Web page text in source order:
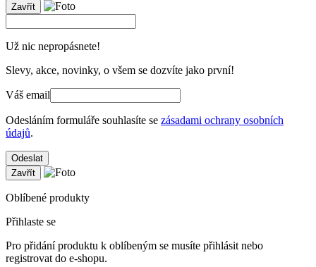
Zavřít
Už nic nepropásnete!
Slevy, akce, novinky, o všem se dozvíte jako první!
Váš email
Odesláním formuláře souhlasíte se zásadami ochrany osobních
údajů.
Odeslat
Zavřít
Oblíbené produkty
Přihlaste se
Pro přidání produktu k oblíbeným se musíte přihlásit nebo
registrovat do e-shopu.